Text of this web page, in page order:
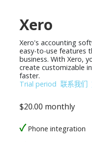
Xero
Xero's accounting
easy-to-use features
business. With Xero,
create customizable
faster.
Trial period 联系我们
$20.00 monthly
Phone integration